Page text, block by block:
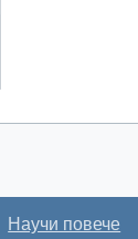
Научи повече